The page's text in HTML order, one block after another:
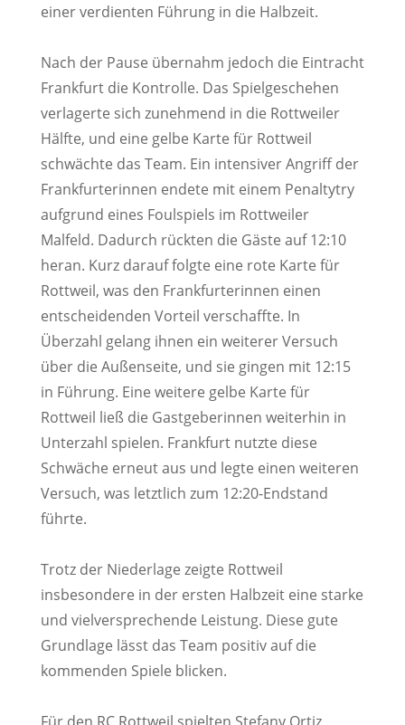
einer verdienten Führung in die Halbzeit.
Nach der Pause übernahm jedoch die Eintracht
Frankfurt die Kontrolle. Das Spielgeschehen
verlagerte sich zunehmend in die Rottweiler
Hälfte, und eine gelbe Karte für Rottweil
schwächte das Team. Ein intensiver Angriff der
Frankfurterinnen endete mit einem Penaltytry
aufgrund eines Foulspiels im Rottweiler
Malfeld. Dadurch rückten die Gäste auf 12:10
heran. Kurz darauf folgte eine rote Karte für
Rottweil, was den Frankfurterinnen einen
entscheidenden Vorteil verschaffte. In
Überzahl gelang ihnen ein weiterer Versuch
über die Außenseite, und sie gingen mit 12:15
in Führung. Eine weitere gelbe Karte für
Rottweil ließ die Gastgeberinnen weiterhin in
Unterzahl spielen. Frankfurt nutzte diese
Schwäche erneut aus und legte einen weiteren
Versuch, was letztlich zum 12:20-Endstand
führte.
Trotz der Niederlage zeigte Rottweil
insbesondere in der ersten Halbzeit eine starke
und vielversprechende Leistung. Diese gute
Grundlage lässt das Team positiv auf die
kommenden Spiele blicken.